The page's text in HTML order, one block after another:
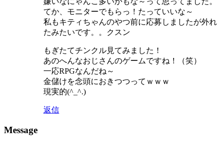
てか、モニターでもらっ！たっていいな～
私もキティちゃんのやつ前に応募しましたが外れ
たみたいです。。クスン
もぎたてチンクル見てみました！
あのへんなおじさんのゲームですね！（笑）
一応RPGなんだね～
金儲けを念頭におきつつってｗｗｗ
現実的(^_^.)
返信
Message